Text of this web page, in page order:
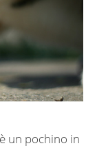
è un pochino in